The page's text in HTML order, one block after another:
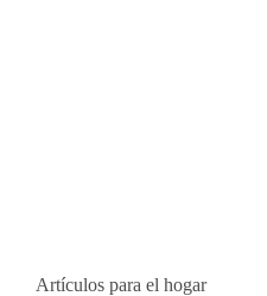
Artículos para el hogar